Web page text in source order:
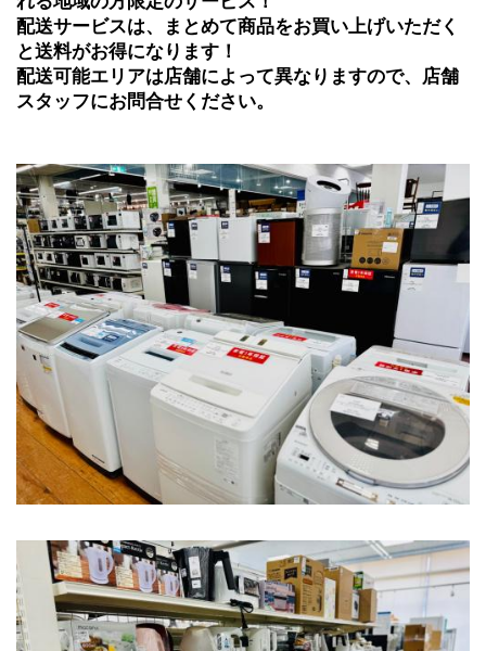
配送サービスは、まとめて商品をお買い上げいただく
と送料がお得になります！
配送可能エリアは店舗によって異なりますので、店舗
スタッフにお問合せください。